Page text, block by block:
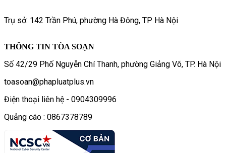
Trụ sở: 142 Trần Phú, phường Hà Đông, TP Hà Nội
THÔNG TIN TÒA SOẠN
Số 42/29 Phố Nguyễn Chí Thanh, phường Giảng Võ, TP. Hà Nội
toasoan@phapluatplus.vn
Điện thoại liên hệ - 0904309996
Quảng cáo : 0867378789